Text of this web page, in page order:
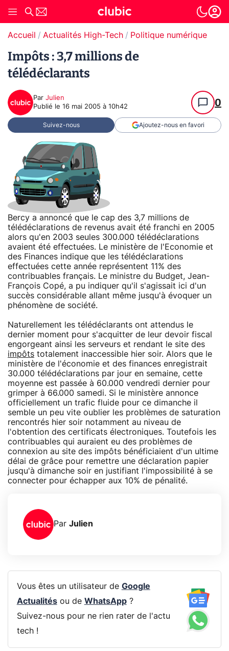
Accueil Actualités High-Tech Politique numérique
Impôts : 3,7 millions de
télédéclarants
Par Julien
Publié le 16 mai 2005 à 10h42 0
Suivez-nous Ajoutez-nous en favori
Bercy a annoncé que le cap des 3,7 millions de
télédéclarations de revenus avait été franchi en 2005
alors qu'en 2003 seules 300.000 télédéclarations
avaient été effectuées. Le ministère de l'Economie et
des Finances indique que les télédéclarations
effectuées cette année représentent 11% des
contribuables français. Le ministre du Budget, Jean-
François Copé, a pu indiquer qu'il s'agissait ici d'un
succès considérable allant même jusqu'à évoquer un
phénomène de société.
Naturellement les télédéclarants ont attendus le
dernier moment pour s'acquitter de leur devoir fiscal
engorgeant ainsi les serveurs et rendant le site des
impôts totalement inaccessible hier soir. Alors que le
ministère de l'économie et des finances enregistrait
30.000 télédéclarations par jour en semaine, cette
moyenne est passée à 60.000 vendredi dernier pour
grimper à 66.000 samedi. Si le ministère annonce
officiellement un trafic fluide pour ce dimanche il
semble un peu vite oublier les problèmes de saturation
rencontrés hier soir notamment au niveau de
l'obtention des certificats électroniques. Toutefois les
contribuables qui auraient eu des problèmes de
connexion au site des impôts bénéficiaient d'un ultime
délai de grâce pour remettre une déclaration papier
jusqu'à dimanche soir en justifiant l'impossibilité à se
connecter pour échapper aux 10% de pénalité.
Par Julien
Vous êtes un utilisateur de Google
Actualitésou de WhatsApp?
Suivez-nous pour ne rien rater de l'actu
tech !